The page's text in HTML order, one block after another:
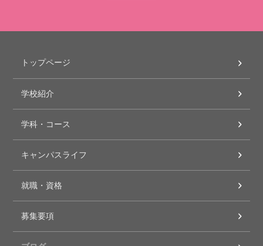
トップページ
学校紹介
学科・コース
キャンパスライフ
就職・資格
募集要項